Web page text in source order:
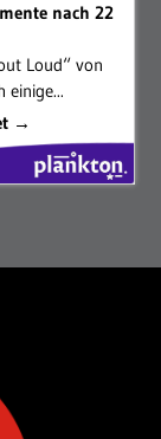
nach 22
Loud“ von
einige...
→